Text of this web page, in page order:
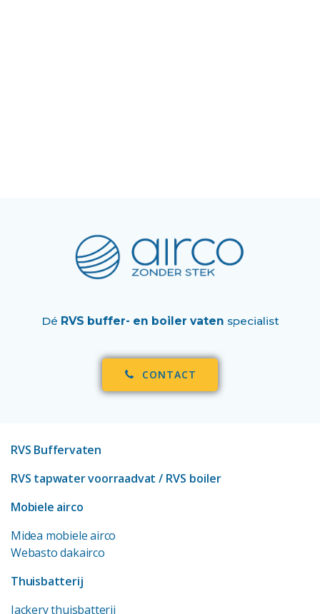
Dé RVS buffer- en boiler vaten specialist
CONTACT
RVS Buffervaten
RVS tapwater voorraadvat / RVS boiler
Mobiele airco
Midea mobiele airco
Webasto dakairco
Thuisbatterij
Jackery thuisbatterij